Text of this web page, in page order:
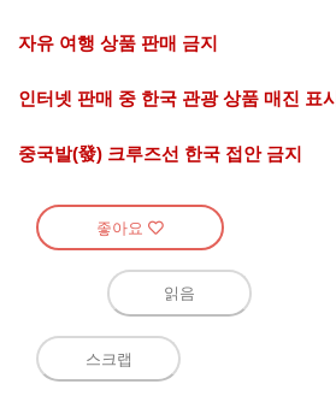
자유 여행 상품 판매 금지
인터넷 판매 중 한국 관광 상품 매진 표시
중국발(發) 크루즈선 한국 접안 금지
좋아요
읽음
스크랩